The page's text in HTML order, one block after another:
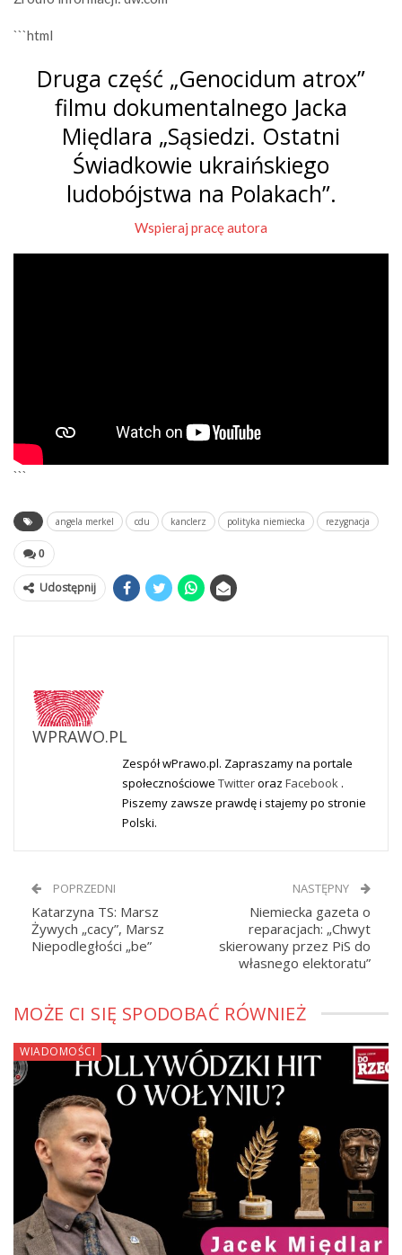
```html
Druga część „Genocidum atrox”
filmu dokumentalnego Jacka
Międlara „Sąsiedzi. Ostatni
Świadkowie ukraińskiego
ludobójstwa na Polakach”.
Wspieraj pracę autora
```
angela merkel cdu kanclerz polityka niemiecka rezygnacja
0
Udostępnij
WPRAWO.PL
Zespół wPrawo.pl. Zapraszamy na portale
społecznościowe Twitteroraz Facebook .
Piszemy zawsze prawdę i stajemy po stronie
Polski.
POPRZEDNI
Katarzyna TS: Marsz
Żywych „cacy”, Marsz
Niepodległości „be”
NASTĘPNY
Niemiecka gazeta o
reparacjach: „Chwyt
skierowany przez PiS do
własnego elektoratu”
MOŻE CI SIĘ SPODOBAĆ RÓWNIEŻ
WIADOMOŚCI